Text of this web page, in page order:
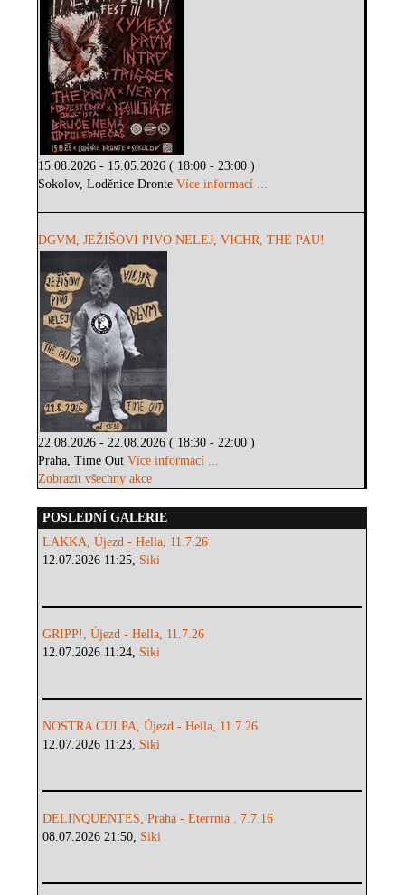
15.08.2026 - 15.05.2026 ( 18:00 - 23:00 )
Sokolov, Loděnice DronteVíce informací ...
DGVM, JEŽIŠOVI PIVO NELEJ, VICHR, THE PAU!
22.08.2026 - 22.08.2026 ( 18:30 - 22:00 )
Praha, Time OutVíce informací ...
Zobrazit všechny akce
POSLEDNÍ GALERIE
LAKKA, Újezd - Hella, 11.7.26
12.07.2026 11:25, Siki
GRIPP!, Újezd - Hella, 11.7.26
12.07.2026 11:24, Siki
NOSTRA CULPA, Újezd - Hella, 11.7.26
12.07.2026 11:23, Siki
DELINQUENTES, Praha - Eterrnia . 7.7.16
08.07.2026 21:50, Siki